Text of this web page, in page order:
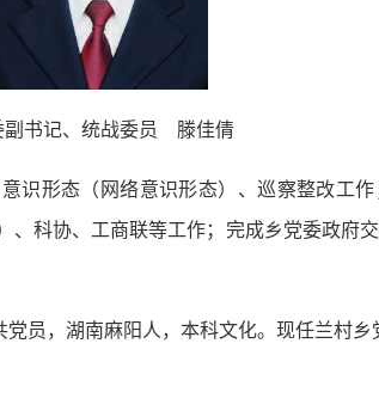
副书记、统战委员 滕佳倩
识形态（网络意识形态）、巡察整改工
科协、工商联等工作；完成乡党委政府
员，湖南麻阳人，本科文化。现任兰村乡